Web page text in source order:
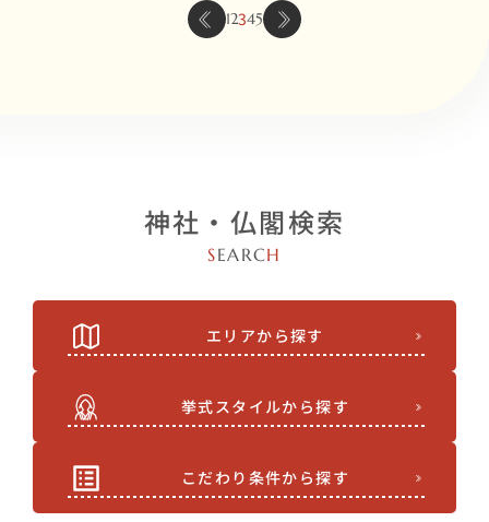
12345
神社・仏閣検索
SEARCH
エリアから探す
挙式スタイルから探す
こだわり条件から探す